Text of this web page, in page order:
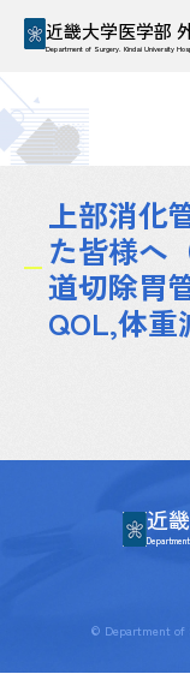
近畿大学医学部
Department of Surgery. Kindai University
上部消化
た皆様へ
道切除胃
QOL,体重
近
© Department of